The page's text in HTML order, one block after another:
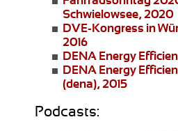
Schwielowsee, 2020
DVE-Kongress in
2016
DENA Energy
DENA Energy
(dena), 2015
Podcasts: